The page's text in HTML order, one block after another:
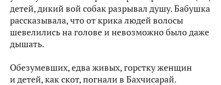
детей, дикий вой собак разрывал душу. Бабушка
рассказывала, что от крика людей волосы
шевелились на голове и невозможно было даже
дышать.
Обезумевших, едва живых, горстку женщин
и детей, как скот, погнали в Бахчисарай.